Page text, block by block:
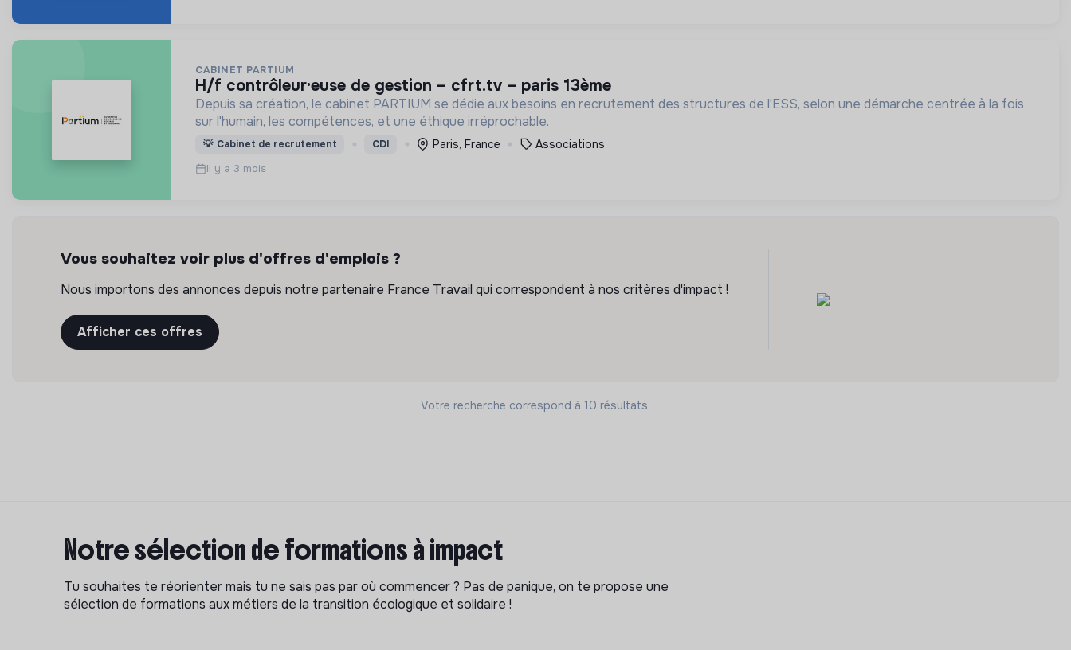
CABINET PARTIUM
h/f contrôleur·euse de gestion – cfrt.tv – paris 13ème
Depuis sa création, le cabinet PARTIUM se dédie aux besoins en recrutement des structures de l'ESS, selon une démarche centrée à la fois
sur l'humain, les compétences, et une éthique irréprochable.
💡 Cabinet de recrutement CDI Paris, France Associations
Il y a 3 mois
Vous souhaitez voir plus d'offres d'emplois ?
Nous importons des annonces depuis notre partenaire France Travail qui correspondent à nos critères d'impact !
Afficher ces offres
Votre recherche correspond à 10 résultats.
Notre sélection de formations à impact
Tu souhaites te réorienter mais tu ne sais pas par où commencer ? Pas de panique, on te propose une
sélection de formations aux métiers de la transition écologique et solidaire !